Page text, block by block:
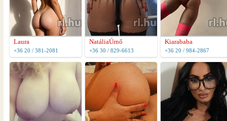
Laura
+36 20 / 381-2081
NatáliaÚrnő
+36 30 / 829-6613
Kiarababa
+36 20 / 984-2867